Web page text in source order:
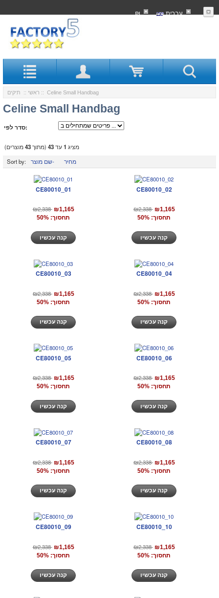
עִברִית ₪
ראשי :: תיקים :: Celine Small Handbag
Celine Small Handbag
סדר לפי:
מציג 1עד43 (מתוך43מוצרים)
Sort by:
שם מוצר- מחיר
CE80010_01
₪2,338 ₪1,165
תחסוך: 50%
CE80010_02
₪2,338 ₪1,165
תחסוך: 50%
CE80010_03
₪2,338 ₪1,165
תחסוך: 50%
CE80010_04
₪2,338 ₪1,165
תחסוך: 50%
CE80010_05
₪2,338 ₪1,165
תחסוך: 50%
CE80010_06
₪2,338 ₪1,165
תחסוך: 50%
CE80010_07
₪2,338 ₪1,165
תחסוך: 50%
CE80010_08
₪2,338 ₪1,165
תחסוך: 50%
CE80010_09
₪2,338 ₪1,165
תחסוך: 50%
CE80010_10
₪2,338 ₪1,165
תחסוך: 50%